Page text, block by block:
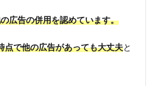
広告の併用を認めています。
点で他の広告があっても大丈夫と